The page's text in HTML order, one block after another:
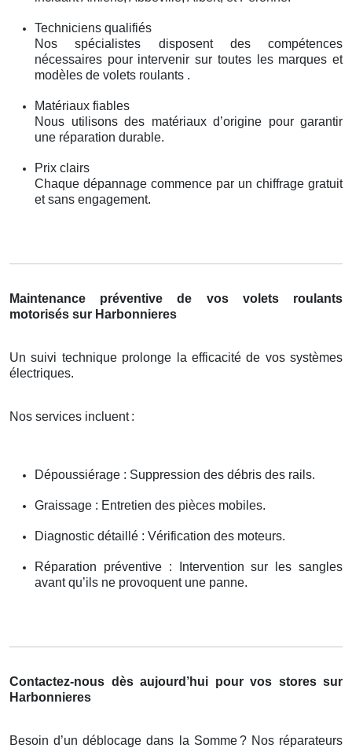
Techniciens qualifiés
Nos spécialistes disposent des compétences
nécessaires pour intervenir sur toutes les marques et
modèles de volets roulants .
Matériaux fiables
Nous utilisons des matériaux d’origine pour garantir
une réparation durable.
Prix clairs
Chaque dépannage commence par un chiffrage gratuit
et sans engagement.
Maintenance préventive de vos volets roulants
motorisés sur Harbonnieres
Un suivi technique prolonge la efficacité de vos systèmes
électriques.
Nos services incluent :
Dépoussiérage : Suppression des débris des rails.
Graissage : Entretien des pièces mobiles.
Diagnostic détaillé : Vérification des moteurs.
Réparation préventive : Intervention sur les sangles
avant qu’ils ne provoquent une panne.
Contactez-nous dès aujourd’hui pour vos stores sur
Harbonnieres
Besoin d’un déblocage dans la Somme? Nos réparateurs